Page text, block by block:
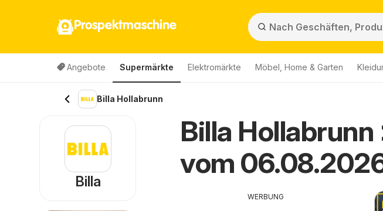
Prospektmaschine
Angebote Supermärkte Elektromärkte Möbel, Home & Garten
Billa Hollabrunn
Billa
vom
WERBUNG
Billa